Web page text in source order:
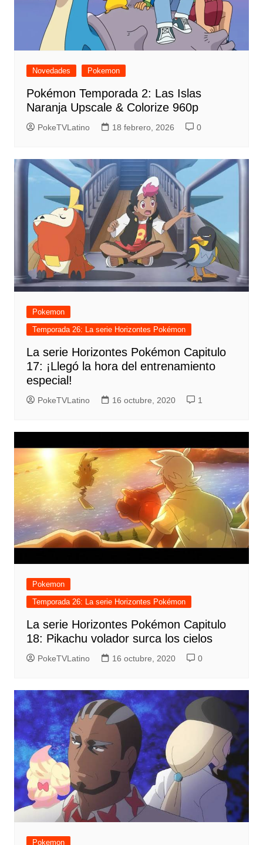
Novedades Pokemon
Pokémon Temporada 2: Las Islas
Naranja Upscale & Colorize 960p
PokeTVLatino 18 febrero, 2026 0
Pokemon
Temporada 26: La serie Horizontes Pokémon
La serie Horizontes Pokémon Capitulo
17: ¡Llegó la hora del entrenamiento
especial!
PokeTVLatino 16 octubre, 2020 1
Pokemon
Temporada 26: La serie Horizontes Pokémon
La serie Horizontes Pokémon Capitulo
18: Pikachu volador surca los cielos
PokeTVLatino 16 octubre, 2020 0
Pokemon